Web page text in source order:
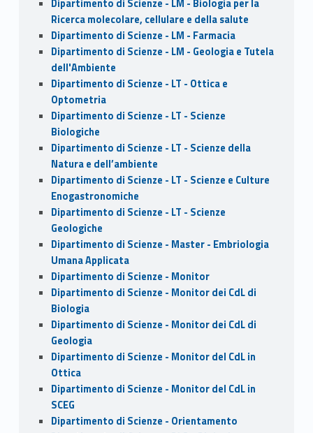
Dipartimento di Scienze - LM - Biologia per la
Ricerca molecolare, cellulare e della salute
Dipartimento di Scienze - LM - Farmacia
Dipartimento di Scienze - LM - Geologia e Tutela
dell'Ambiente
Dipartimento di Scienze - LT - Ottica e
Optometria
Dipartimento di Scienze - LT - Scienze
Biologiche
Dipartimento di Scienze - LT - Scienze della
Natura e dell’ambiente
Dipartimento di Scienze - LT - Scienze e Culture
Enogastronomiche
Dipartimento di Scienze - LT - Scienze
Geologiche
Dipartimento di Scienze - Master - Embriologia
Umana Applicata
Dipartimento di Scienze - Monitor
Dipartimento di Scienze - Monitor dei CdL di
Biologia
Dipartimento di Scienze - Monitor dei CdL di
Geologia
Dipartimento di Scienze - Monitor del CdL in
Ottica
Dipartimento di Scienze - Monitor del CdL in
SCEG
Dipartimento di Scienze - Orientamento